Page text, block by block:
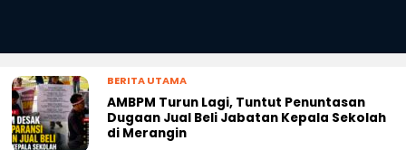
BERITA UTAMA
AMBPM Turun Lagi, Tuntut Penuntasan
Dugaan Jual Beli Jabatan Kepala Sekolah
di Merangin